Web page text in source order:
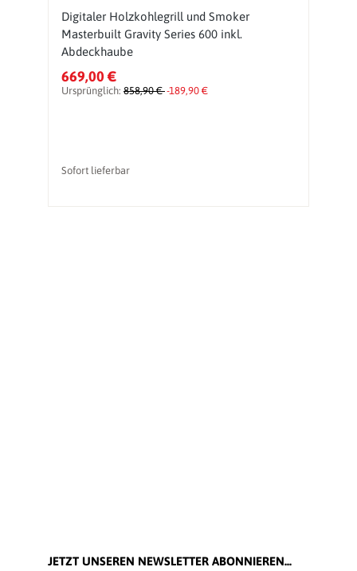
Digitaler Holzkohlegrill und Smoker
Masterbuilt Gravity Series 600 inkl.
Abdeckhaube
669,00 €
Ursprünglich: 858,90 €-189,90 €
Sofort lieferbar
JETZT UNSEREN NEWSLETTER ABONNIEREN...